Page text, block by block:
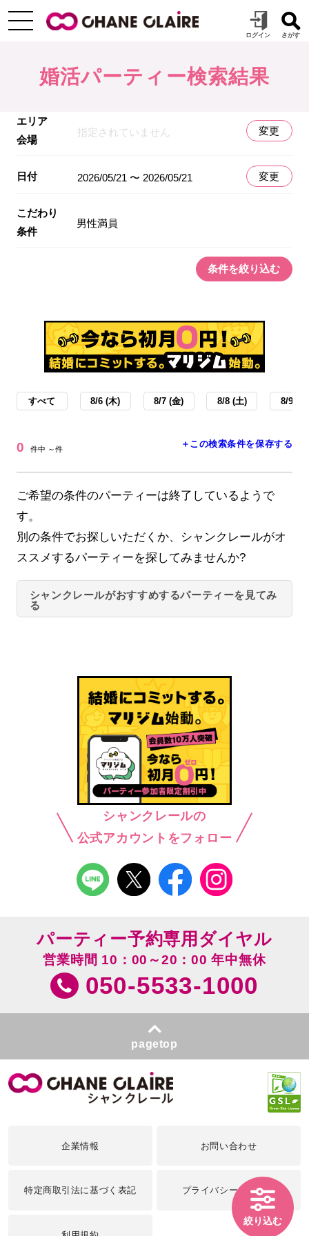
婚活パーティー検索結果
エリア
会場
指定されていません 変更
日付 2026/05/21 〜 2026/05/21 変更
こだわり
条件
男性満員
条件を絞り込む
すべて 8/6 (木) 8/7 (金) 8/8 (土) 8/9 (日
0 件中 ～件 ＋この検索条件を保存する
ご希望の条件のパーティーは終了しているようで
す。
別の条件でお探しいただくか、シャンクレールがオ
ススメするパーティーを探してみませんか?
シャンクレールがおすすめするパーティーを見てみ
る
シャンクレールの
公式アカウントをフォロー
絞り込む
パーティー予約専用ダイヤル
営業時間 10：00～20：00 年中無休
050-5533-1000
pagetop
企業情報 お問い合わせ
特定商取引法に基づく表記 プライバシーポリシー